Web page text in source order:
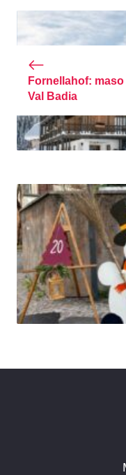
Fornellahof:
Val Badia